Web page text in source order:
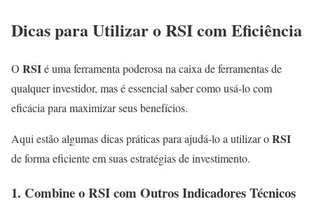
Dicas para Utilizar oRSIcom Eficiência
O RSIé uma ferramenta poderosa na caixa de ferramentas de
qualquer investidor, mas é essencial saber como usá-lo com
eficácia para maximizar seus benefícios.
Aqui estão algumas dicas práticas para ajudá-lo a utilizar oRSI
de forma eficiente em suas estratégias de investimento.
1. Combine oRSIcom Outros Indicadores Técnicos